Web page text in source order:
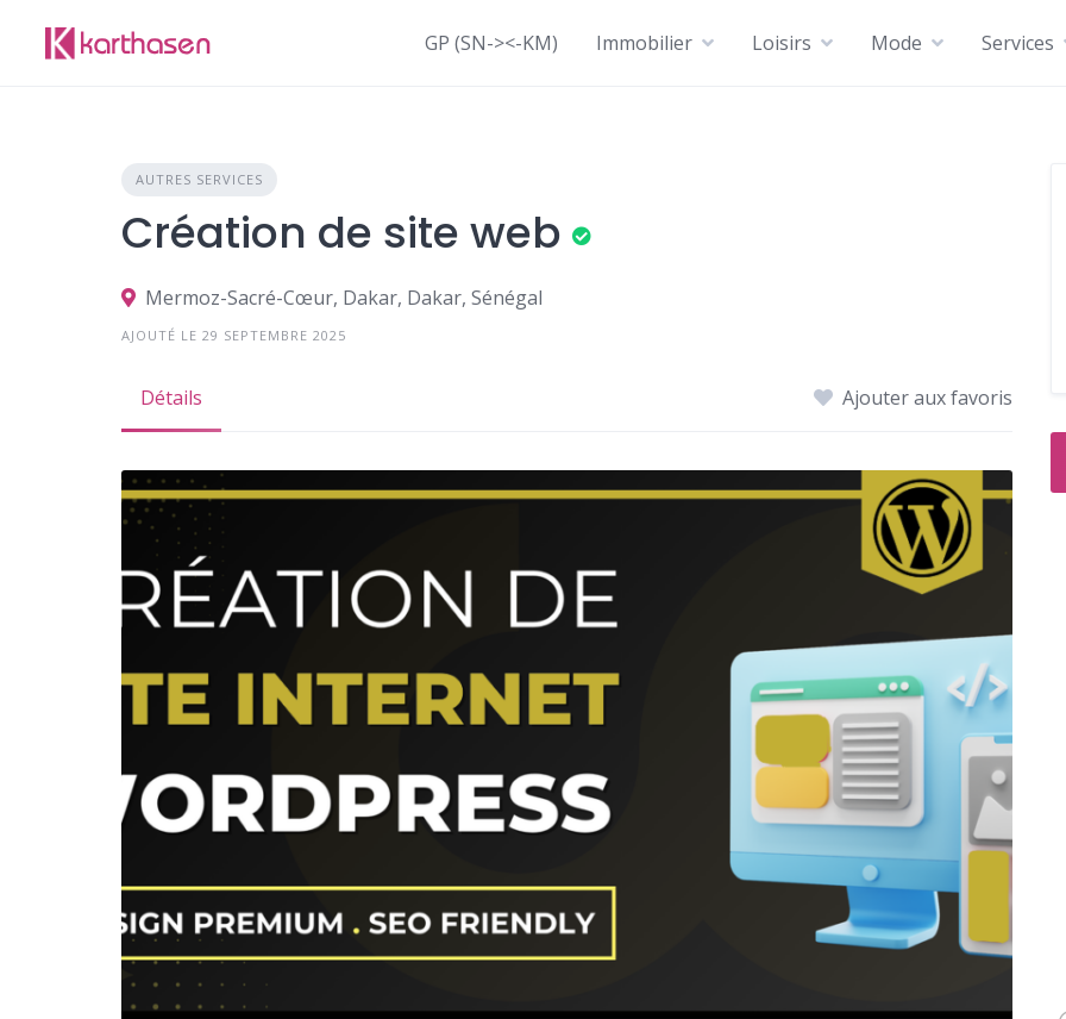
GP (SN-><-KM) Immobilier Loisirs Mode Services
AUTRES SERVICES
Création de site web
Mermoz-Sacré-Cœur, Dakar, Dakar, Sénégal
AJOUTÉ LE 29 SEPTEMBRE 2025
Détails Ajouter aux favoris